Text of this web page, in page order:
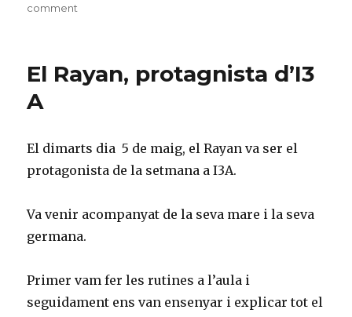
comment
El Rayan, protagnista d’I3
A
El dimarts dia 5 de maig, el Rayan va ser el
protagonista de la setmana a I3A.
Va venir acompanyat de la seva mare i la seva
germana.
Primer vam fer les rutines a l’aula i
seguidament ens van ensenyar i explicar tot el